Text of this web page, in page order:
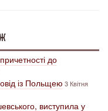
до
із Польщею 3 Квітня
виступила у